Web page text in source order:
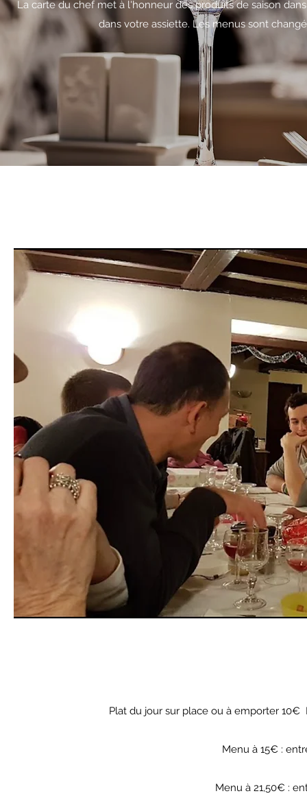
La carte du chef met à l'honneur des produits de saison
dans votre assiette. Les menus sont
Plat du jour sur place ou à emporter
Menu à 15€ :
Menu à 21,50€ :